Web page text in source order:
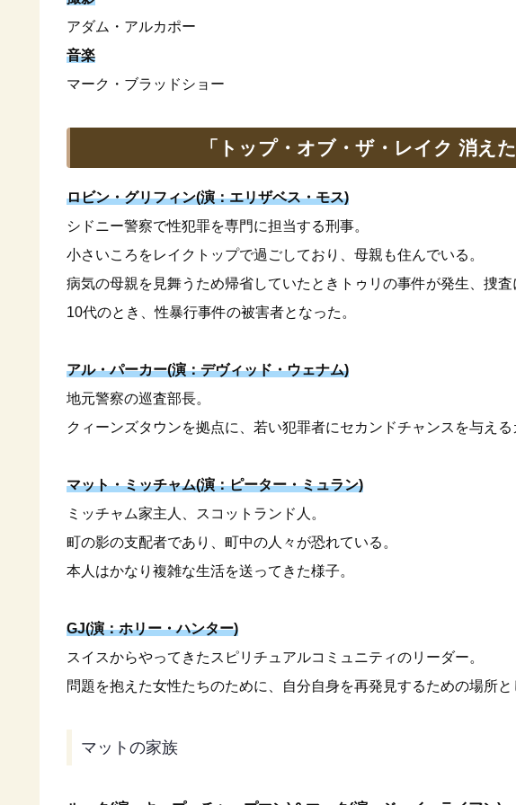
アダム・アルカポー
音楽
マーク・ブラッドショー
「トップ・オブ・ザ・レイク 消え
ロビン・グリフィン(演：エリザベス・モス)
シドニー警察で性犯罪を専門に担当する刑事。
小さいころをレイクトップで過ごしており、母親も住んでいる。
病気の母親を見舞うため帰省していたときトゥリの事件が発生、捜査
10代のとき、性暴行事件の被害者となった。
アル・パーカー(演：デヴィッド・ウェナム)
地元警察の巡査部長。
クィーンズタウンを拠点に、若い犯罪者にセカンドチャンスを与える
マット・ミッチャム(演：ピーター・ミュラン)
ミッチャム家主人、スコットランド人。
町の影の支配者であり、町中の人々が恐れている。
本人はかなり複雑な生活を送ってきた様子。
GJ(演：ホリー・ハンター)
スイスからやってきたスピリチュアルコミュニティのリーダー。
問題を抱えた女性たちのために、自分自身を再発見するための場所と
マットの家族